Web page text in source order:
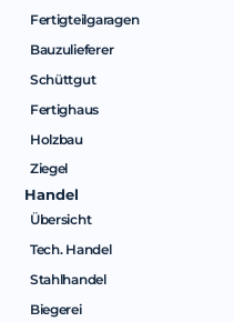
Fertigteilgaragen
Bauzulieferer
Schüttgut
Fertighaus
Holzbau
Ziegel
Handel
Übersicht
Tech. Handel
Stahlhandel
Biegerei